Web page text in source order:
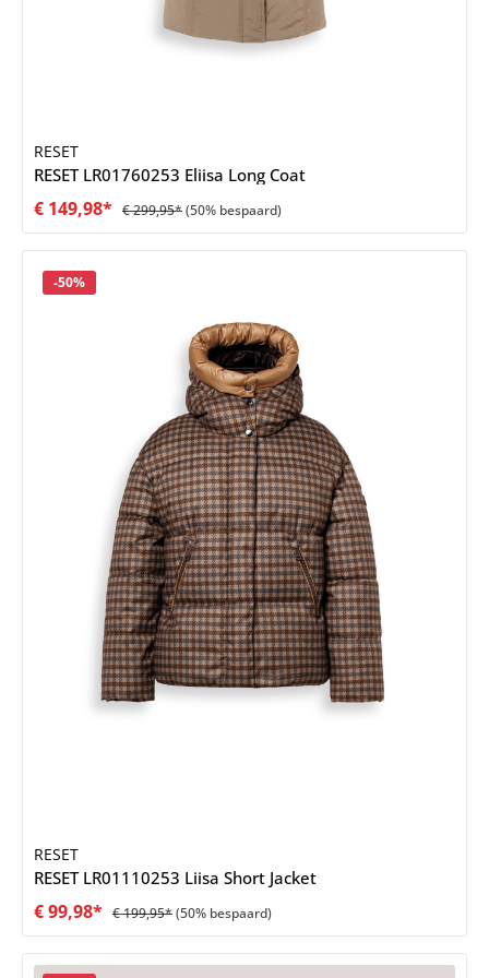
RESET
RESET LR01760253 Eliisa Long Coat
€ 149,98* € 299,95*(50% bespaard)
Korting
-50%
RESET
RESET LR01110253 Liisa Short Jacket
€ 99,98* € 199,95*(50% bespaard)